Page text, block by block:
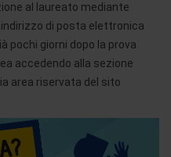
al laureato mediante
di posta elettronica
pochi giorni dopo la prova
accedendo alla sezione
area riservata del sito